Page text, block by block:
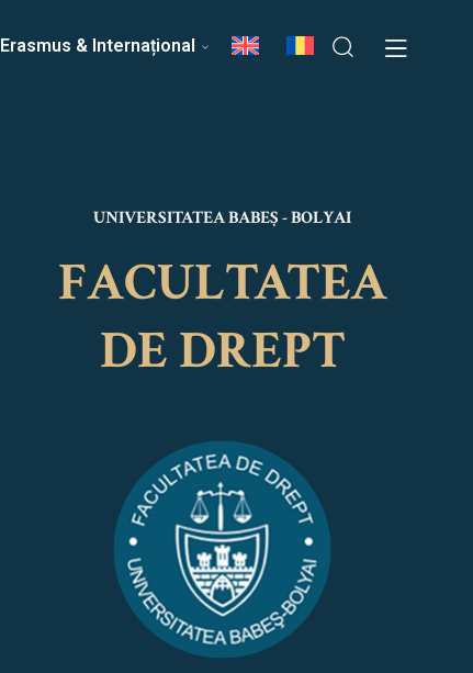
Echipa Facultății
Erasmus & Internațional
UNIVERSITATEA BABEȘ - BOLYAI
FACULTATEA
DE DREPT